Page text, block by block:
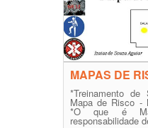
MAPAS DE
*Treinamento de
Mapa de Risco -
*O que é
responsabilidade